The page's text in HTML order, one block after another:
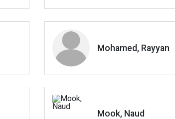
Mohamed, Rayyan
Mook, Naud